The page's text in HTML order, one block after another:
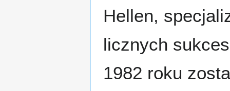
Hellen,
licznych
1982 roku